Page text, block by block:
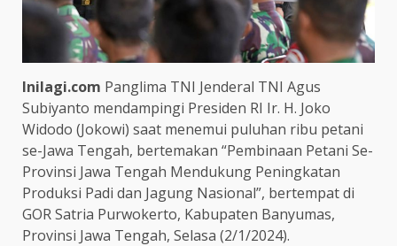
Inilagi.com Panglima TNI Jenderal TNI Agus
Subiyanto mendampingi Presiden RI Ir. H. Joko
Widodo (Jokowi) saat menemui puluhan ribu petani
se-Jawa Tengah, bertemakan “Pembinaan Petani Se-
Provinsi Jawa Tengah Mendukung Peningkatan
Produksi Padi dan Jagung Nasional”, bertempat di
GOR Satria Purwokerto, Kabupaten Banyumas,
Provinsi Jawa Tengah, Selasa (2/1/2024).